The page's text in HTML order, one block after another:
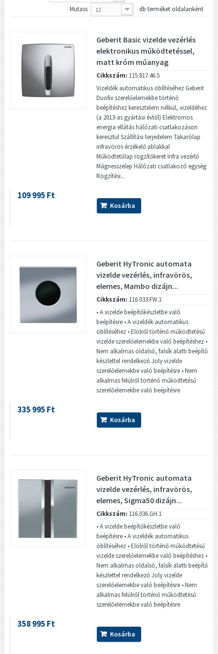
Mutass 12 db terméket oldalanként
Geberit Basic vizelde vezérlés
elektronikus működtetéssel,
matt króm műanyag
Cikkszám: 115.817.46.5
Vizeldék automatikus öblítéséhez Geberit
Duofix szerelőelemekbe történő
beépítéshez keresztelem nélkül, vizeldéhez
(a 2013-as gyártási évtől) Elektromos
energia ellátás hálózati csatlakozáson
keresztül Szállítási terjedelem Takarólap
infravörös érzékelő ablakkal
Működtetőlap rögzítőkeret Infra vezérlő
Mágnesszelep Hálózati csatlakozó egység
Rögzítési...
109 995 Ft
Kosárba
Geberit HyTronic automata
vizelde vezérlés, infravörös,
elemes, Mambo dizájn...
Cikkszám: 116.033.FW.1
• A vizelde beépítőkészletbe való
beépítésre • A vizeldék automatikus
öblítéséhez • Elölről történő működtetésű
vizelde szerelőelemekbe való beépítéshez •
Nem alkalmas oldalsó, falsík alatti beépítő
készlettel rendelkező Joly vizelde
szerelőelemekbe való beépítésre • Nem
alkalmas felülről történő működtetésű
szerelőelemekbe való beépítésre
335 995 Ft
Kosárba
Geberit HyTronic automata
vizelde vezérlés, infravörös,
elemes, Sigma50 dizájn...
Cikkszám: 116.036.GH.1
• A vizelde beépítőkészletbe való
beépítésre • A vizeldék automatikus
öblítéséhez • Elölről történő működtetésű
vizelde szerelőelemekbe való beépítéshez •
Nem alkalmas oldalsó, falsík alatti beépítő
készlettel rendelkező Joly vizelde
szerelőelemekbe való beépítésre • Nem
alkalmas felülről történő működtetésű
szerelőelemekbe való beépítésre
358 995 Ft
Kosárba